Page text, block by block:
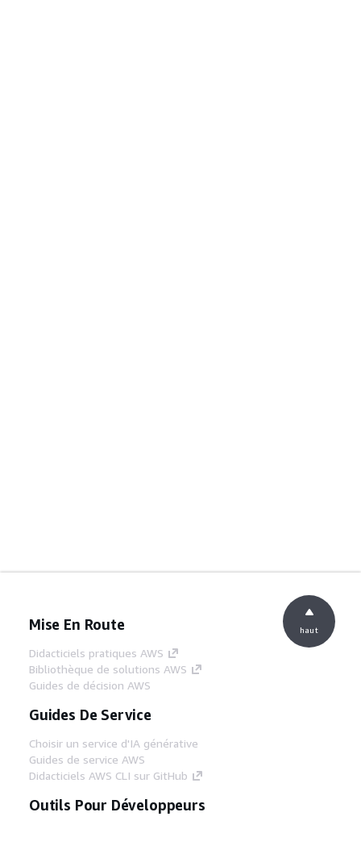
Mise En Route
Didacticiels pratiques AWS
Bibliothèque de solutions AWS
Guides de décision AWS
Guides De Service
Choisir un service d'IA générative
Guides de service AWS
Didacticiels AWS CLI sur GitHub
Outils Pour Développeurs
haut